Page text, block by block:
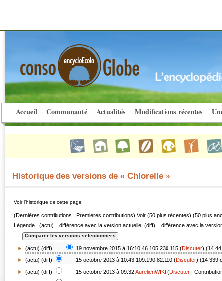
Accueil Communauté Actualités Modifications récentes
Historique des versions de « Chlorelle »
Voir l’historique de cette page
(Dernières contributions | Premières contributions) Voir (50 plus récentes) (50 plus
Légende : (actu) = différence avec la version actuelle, (diff) = différence avec la
(actu) (diff) 19 novembre 2015 à 16:10 46.105.230.115 (Discuter) (14
(actu) (diff) 15 octobre 2013 à 10:43 109.190.82.110 (Discuter) (14 339
(actu) (diff) 15 octobre 2013 à 09:32AurelienWIKI (Discuter |